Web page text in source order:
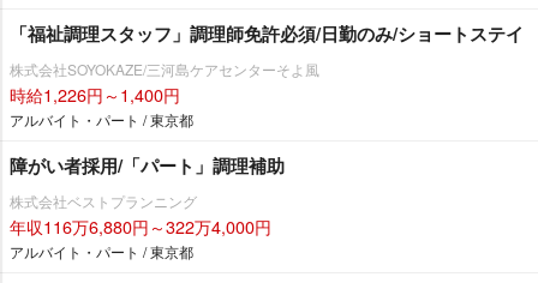
「福祉調理スタッフ」調理師免許必須/日勤のみ/ショートステイ
株式会社SOYOKAZE/三河島ケアセンターそよ風
時給1,226円～1,400円
アルバイト・パート / 東京都
障がい者採用/「パート」調理補助
株式会社ベストプランニング
年収116万6,880円～322万4,000円
アルバイト・パート / 東京都